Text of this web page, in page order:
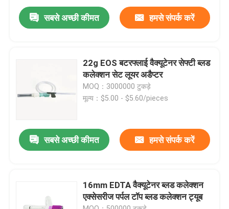
फैक्टरी यात्रा
मेडिकल सिलिकॉन रबर
रबर सिरिंज सवार
सबसे अच्छी कीमत हमसे संपर्क करें
22g EOS बटरफ्लाई वैक्यूटेनर सेफ्टी ब्लड
कलेक्शन सेट लूयर अडैप्टर
MOQ：3000000 टुकड़े
मूल्य：$5.00 - $5.60/pieces
सबसे अच्छी कीमत हमसे संपर्क करें
16mm EDTA वैक्यूटेनर ब्लड कलेक्शन
एक्सेसरीज पर्पल टॉप ब्लड कलेक्शन ट्यूब